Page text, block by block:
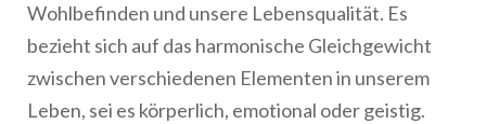
Wohlbefinden und unsere Lebensqualität. Es
bezieht sich auf das harmonische Gleichgewicht
zwischen verschiedenen Elementen in unserem
Leben, sei es körperlich, emotional oder geistig.